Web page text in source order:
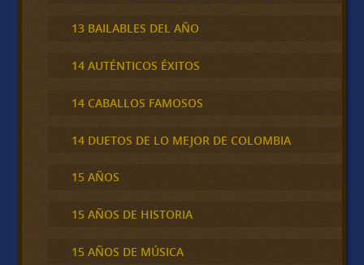
13 BAILABLES DEL AÑO
14 AUTÉNTICOS ÉXITOS
14 CABALLOS FAMOSOS
14 DUETOS DE LO MEJOR DE COLOMBIA
15 AÑOS
15 AÑOS DE HISTORIA
15 AÑOS DE MÚSICA